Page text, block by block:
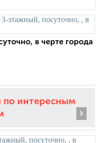
в черте города
по интересным
›